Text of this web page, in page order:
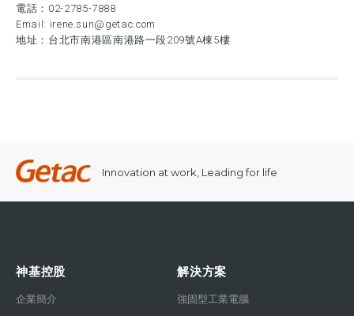
電話： 02-2785-7888
Email: irene.sun@getac.com
地址：台北市南港區南港路一段209號A棟5樓
Innovation at work, Leading for life
神基控股
企業簡介
解決方案
強固型工業電腦